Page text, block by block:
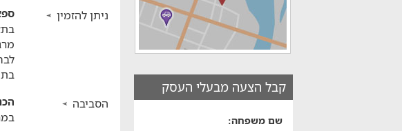
קבל הצעה מבעלי העסק
שם משפחה:
ניתן להזמין
הסביבה